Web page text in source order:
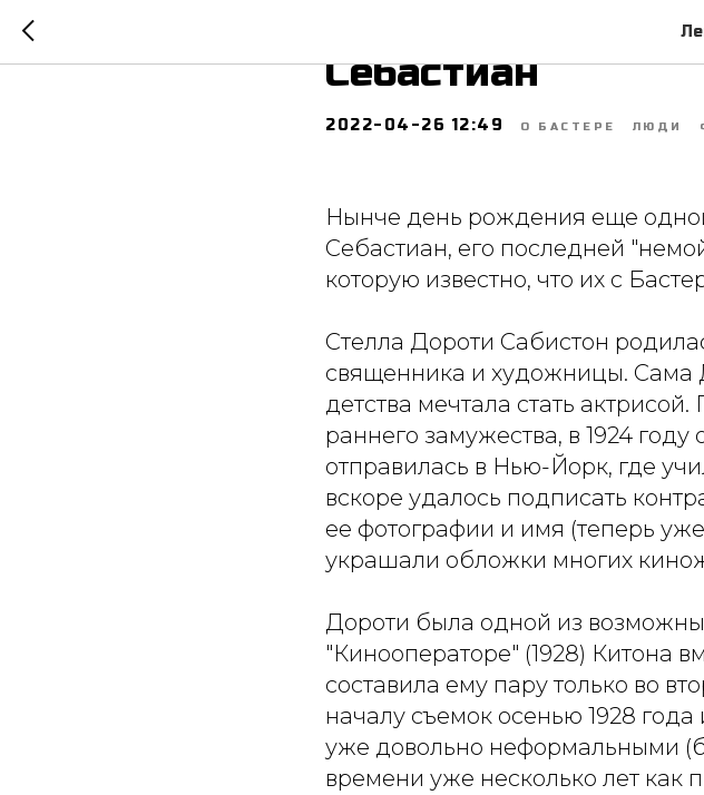
119 лет со дня
Себастиан
2022-04-26 12:49 О БАСТЕРЕ ЛЮДИ
Нынче день рождения еще
Себастиан, его последней
которую известно, что их с
Стелла Дороти Сабистон
священника и художницы. Сама
детства мечтала стать
раннего замужества, в 1924
отправилась в Нью-Йорк, где
вскоре удалось подписать
ее фотографии и имя (теперь
украшали обложки многих
Дороти была одной из
"Кинооператоре" (1928) Китона
составила ему пару только во
началу съемок осенью 1928
уже довольно неформальными
времени уже несколько лет как